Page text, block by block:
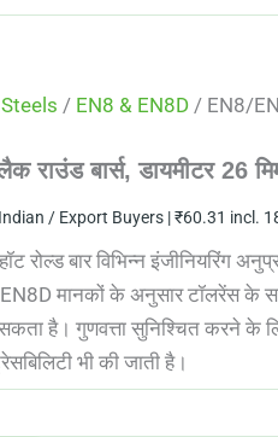
/ EN8 & EN8D / EN8/
राउंड बार्स, डायमीटर 26
/ Export Buyers |₹60.31 incl.
रोल्ड बार विभिन्न इंजीनियरिंग
EN8D मानकों के अनुसार टॉलरेंस के
है। गुणवत्ता सुनिश्चित करने
भी की जाती है।